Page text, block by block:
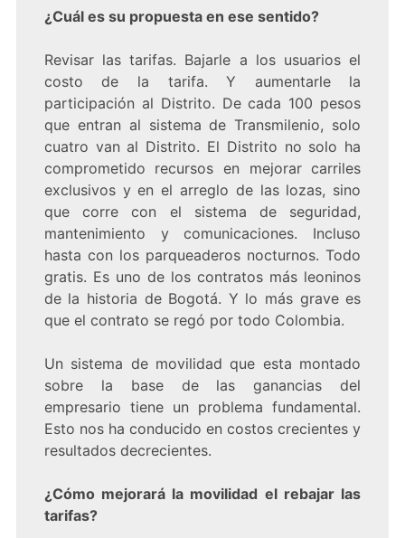
¿Cuál es su propuesta en ese sentido?
Revisar las tarifas. Bajarle a los usuarios el
costo de la tarifa. Y aumentarle la
participación al Distrito. De cada 100 pesos
que entran al sistema de Transmilenio, solo
cuatro van al Distrito. El Distrito no solo ha
comprometido recursos en mejorar carriles
exclusivos y en el arreglo de las lozas, sino
que corre con el sistema de seguridad,
mantenimiento y comunicaciones. Incluso
hasta con los parqueaderos nocturnos. Todo
gratis. Es uno de los contratos más leoninos
de la historia de Bogotá. Y lo más grave es
que el contrato se regó por todo Colombia.
Un sistema de movilidad que esta montado
sobre la base de las ganancias del
empresario tiene un problema fundamental.
Esto nos ha conducido en costos crecientes y
resultados decrecientes.
¿Cómo mejorará la movilidad el rebajar las
tarifas?